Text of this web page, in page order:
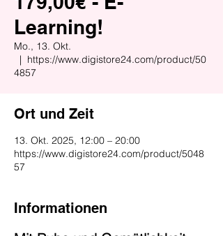
Learning!
Mo., 13. Okt.
  |
https://www.digistore24.com/product/50
4857
Ort und Zeit
13. Okt. 2025, 12:00 – 20:00
https://www.digistore24.com/product/5048
57
Informationen